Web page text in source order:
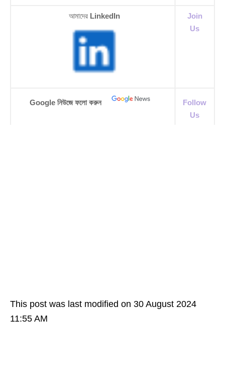
আমাদের LinkedIn
Join
Us
Google নিউজে ফলো করুন
Follow
Us
This post was last modified on 30 August 2024
11:55 AM